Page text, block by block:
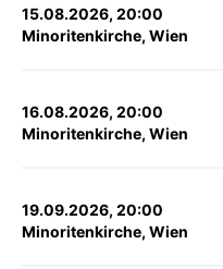
15.08.2026, 20:00
Minoritenkirche, Wien
16.08.2026, 20:00
Minoritenkirche, Wien
19.09.2026, 20:00
Minoritenkirche, Wien